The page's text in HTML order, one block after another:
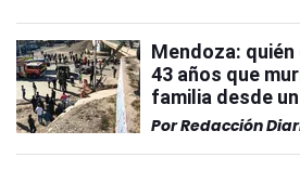
Mendoza:
43 años que
familia desde
PorRedacción